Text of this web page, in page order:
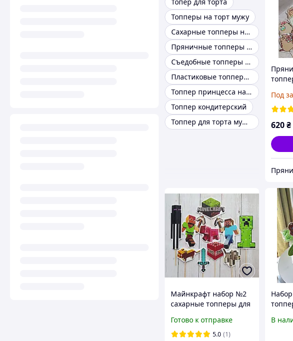
Топперы на торт мужу
Сахарные топперы на торт
Пряничные топперы для торта
Съедобные топперы на торт
Пластиковые топперы на торт
Топпер принцесса на торт
Топпер кондитерский
Топпер для торта мужчина
Под
620₴
Майнкрафт набор №2
сахарные топперы для
большой набор
Готово к отправке
5.0 (1)
В